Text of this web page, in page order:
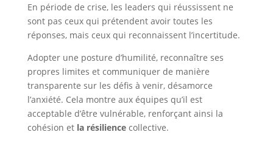
En période de crise, les leaders qui réussissent ne
sont pas ceux qui prétendent avoir toutes les
réponses, mais ceux qui reconnaissent l’incertitude.
Adopter une posture d’humilité, reconnaître ses
propres limites et communiquer de manière
transparente sur les défis à venir, désamorce
l’anxiété. Cela montre aux équipes qu’il est
acceptable d’être vulnérable, renforçant ainsi la
cohésion et la résiliencecollective.